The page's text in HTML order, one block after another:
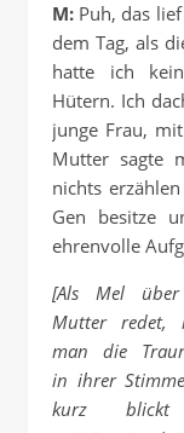
M: Puh, das
dem Tag, als
hatte ich
Hütern. Ich
junge Frau,
Mutter sagte
nichts
Gen besitze
ehrenvolle
[Als Mel
Mutter redet,
man die
in ihrer
kurz